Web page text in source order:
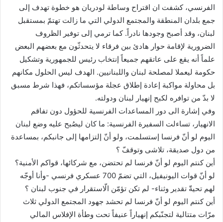
الفرنسي، كشفت ان اقتراح وساطة لودريان هو خطوة تهدف إلى
جمع بلدان المنطقة والمجتمع الدولي التي ما زالت تهتمّ بمستقبل
لبنان، وقد أصبح وجودها نادراً. كما ترمي إلى توفير الظروف
الضرورية لإقامة حوار هادئ بين فرقاء لا يتحدثّون مع بعضهم البعض
علماً أنه يقع على عاتقهم جميعاً إنتخاب رئيس للجمهورية وتشكيل
حكومة ليعملا لمصلحة لبنان واللبنانيين. الهدف ليس الحلول مكانهم
بل محاولة مواكبة إعادة إطلاق عجلة مؤسساتكم، فهذا شرط مسبق
لا بدّ من توافره لكبح إنهيار لبنان ودولته.
وفي إشارة الى دور المساعدات الفرنسية للحؤول دون تفاقم
الانهيار، تساءلت السفيرة الفرنسية: ما كان ليصُبح عليه وضع لبنان
اليوم لو أنّ فرنسا إستسلمت، ولو أنّ إلتزامها إلى جانبكم، بمساعدة
من دول صديقة، تلاشى وتوقفّ ؟
أين كنتم اليوم لو أنّ فرنسا لم تحتضن، مع شركائها، قواكم الأمنية؟
لو أنّ قوات اليونيفيل، التي تضمّ 700 عسكري فرنسي -وأنا أوجّه
لهم تحيةّ تقدير وثناء- لم تكن تؤمّن الّاستقرار في جنوب لبنان ؟
أين كنتم اليوم لو أنّ فرنسا لم تحشد جهود المجتمع الدولي ثلاث
مرّات متتالية لتجنّبكم إنهياراً عنيفاً تحت وطأة الإفلاس المالي